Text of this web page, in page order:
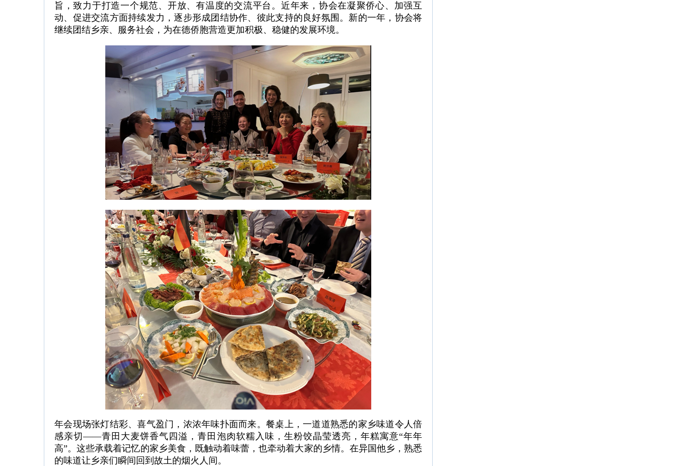
旨，致力于打造一个规范、开放、有温度的交流平台。近年来，协会在凝聚侨心、加强互
动、促进交流方面持续发力，逐步形成团结协作、彼此支持的良好氛围。新的一年，协会将
继续团结乡亲、服务社会，为在德侨胞营造更加积极、稳健的发展环境。
年会现场张灯结彩、喜气盈门，浓浓年味扑面而来。餐桌上，一道道熟悉的家乡味道令人倍
感亲切——青田大麦饼香气四溢，青田泡肉软糯入味，生粉饺晶莹透亮，年糕寓意“年年
高”。这些承载着记忆的家乡美食，既触动着味蕾，也牵动着大家的乡情。在异国他乡，熟悉
的味道让乡亲们瞬间回到故土的烟火人间。